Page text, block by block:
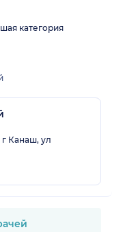
категория
Канаш, ул